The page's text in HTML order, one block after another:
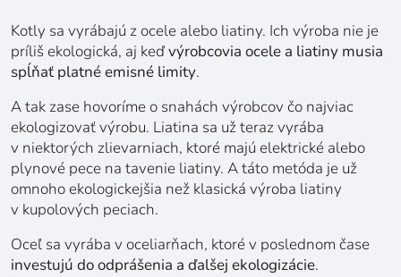
Kotly sa vyrábajú z ocele alebo liatiny. Ich výroba nie je
príliš ekologická, aj keďvýrobcovia ocele a liatiny musia
spĺňať platné emisné limity.
A tak zase hovoríme o snahách výrobcov čo najviac
ekologizovať výrobu. Liatina sa už teraz vyrába
v niektorých zlievarniach, ktoré majú elektrické alebo
plynové pece na tavenie liatiny. A táto metóda je už
omnoho ekologickejšia než klasická výroba liatiny
v kupolových peciach.
Oceľ sa vyrába v oceliarňach, ktoré v poslednom čase
investujú do odprášenia a ďalšej ekologizácie.